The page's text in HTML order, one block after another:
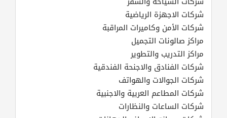
شركات الاجهزة الرياضية
شركات الأمن وكاميرات المراقبة
مراكز صالونات التجميل
مراكز التدريب والتطوير
شركات الفنادق والاجنحة الفندقية
شركات الجوالات والهواتف
شركات المطاعم العربية والاجنبية
شركات الساعات والنظارات